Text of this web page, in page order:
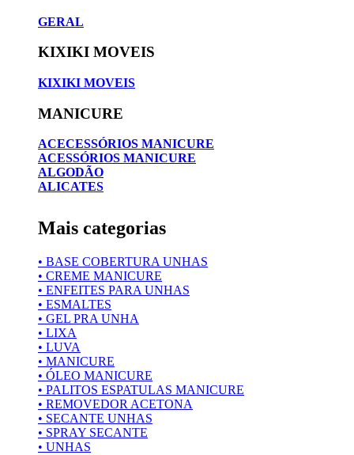
GERAL
KIXIKI MOVEIS
KIXIKI MOVEIS
MANICURE
ACECESSÓRIOS MANICURE
ACESSÓRIOS MANICURE
ALGODÃO
ALICATES
Mais categorias
• BASE COBERTURA UNHAS
• CREME MANICURE
• ENFEITES PARA UNHAS
• ESMALTES
• GEL PRA UNHA
• LIXA
• LUVA
• MANICURE
• ÓLEO MANICURE
• PALITOS ESPATULAS MANICURE
• REMOVEDOR ACETONA
• SECANTE UNHAS
• SPRAY SECANTE
• UNHAS